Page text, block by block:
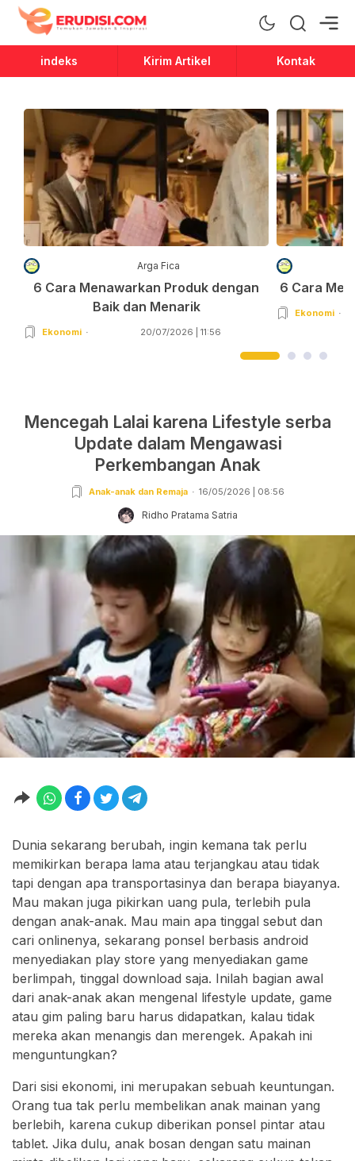
Erudisi
Temukan Jawaban dan Inspirasi
indeks Kirim Artikel Kontak
Arga Fica
6 Cara Menawarkan Produk dengan
Baik dan Menarik
Ekonomi 20/07/2026 | 11:56
6 Cara
Ekonomi
Mencegah Lalai karena Lifestyle serba
Update dalam Mengawasi
Perkembangan Anak
Anak-anak dan Remaja 16/05/2026 | 08:56
Ridho Pratama Satria
Dunia sekarang berubah, ingin kemana tak perlu
memikirkan berapa lama atau terjangkau atau tidak
tapi dengan apa transportasinya dan berapa biayanya.
Mau makan juga pikirkan uang pula, terlebih pula
dengan anak-anak. Mau main apa tinggal sebut dan
cari onlinenya, sekarang ponsel berbasis android
menyediakan play store yang menyediakan game
berlimpah, tinggal download saja. Inilah bagian awal
dari anak-anak akan mengenal lifestyle update, game
atau gim paling baru harus didapatkan, kalau tidak
mereka akan menangis dan merengek. Apakah ini
menguntungkan?
Dari sisi ekonomi, ini merupakan sebuah keuntungan.
Orang tua tak perlu membelikan anak mainan yang
berlebih, karena cukup diberikan ponsel pintar atau
tablet. Jika dulu, anak bosan dengan satu mainan